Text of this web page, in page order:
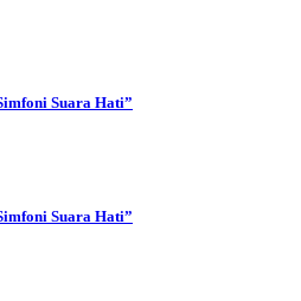
Suara Hati”
Suara Hati”